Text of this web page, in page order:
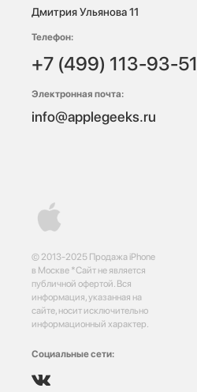
© 2013-2025 Продажа iPhone
в Москве *Сайт не является
публичной офертой. Вся
информация, указанная на
сайте, носит исключительно
информационный характер.
Социальные сети:
Дмитрия Ульянова 11
Телефон:
+7 (499) 113-93-51
Электронная почта:
info@applegeeks.ru